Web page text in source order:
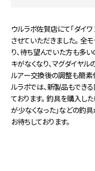
ウルラボ佐賀店にて「ダイ
させていただきました。 全
り、待ち望んでいた方も多
キがなくなり、マグダイヤ
ルアー交換後の調整も簡素
ルラボでは、新製品もでき
ております。 釣具を購入し
が少なくなった」などの釣
お待ちしております。